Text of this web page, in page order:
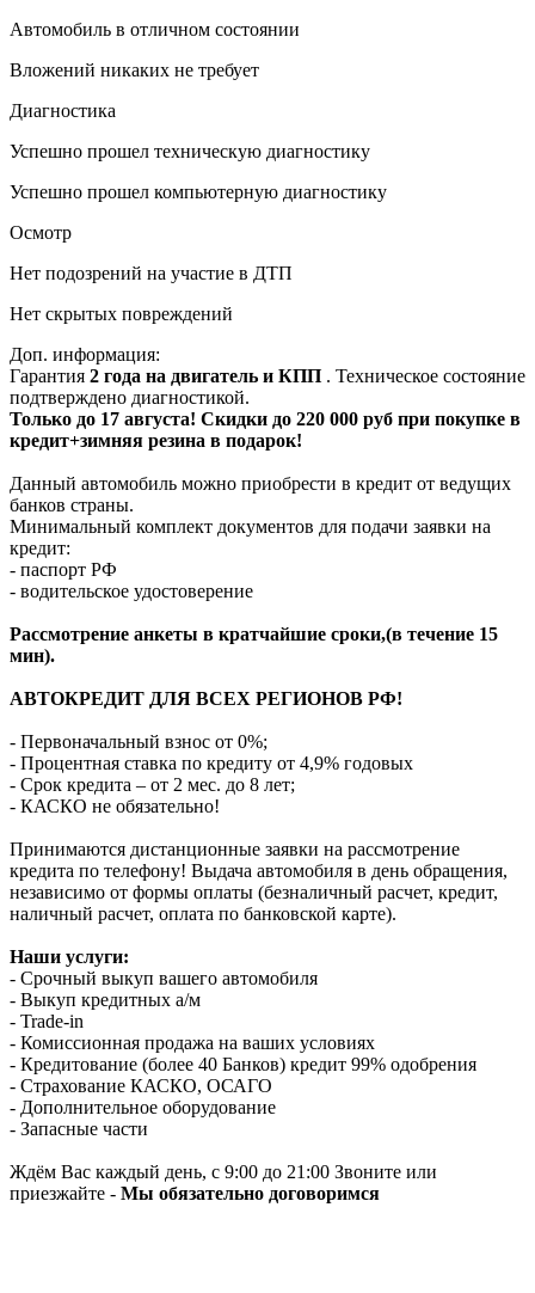
Автомобиль в отличном состоянии
Вложений никаких не требует
Диагностика
Успешно прошел техническую диагностику
Успешно прошел компьютерную диагностику
Осмотр
Нет подозрений на участие в ДТП
Нет скрытых повреждений
Доп. информация:
Гарантия 2 года на двигатель и КПП . Техническое состояние
подтверждено диагностикой.
Только до 17 августа! Скидки до 220 000 руб при покупке в
кредит+зимняя резина в подарок!
Данный автомобиль можно приобрести в кредит от ведущих
банков страны.
Минимальный комплект документов для подачи заявки на
кредит:
- паспорт РФ
- водительское удостоверение
Рассмотрение анкеты в кратчайшие сроки,(в течение 15
мин).
АВТОКРЕДИТ ДЛЯ ВСЕХ РЕГИОНОВ РФ!
- Первоначальный взнос от 0%;
- Процентная ставка по кредиту от 4,9% годовых
- Срок кредита – от 2 мес. до 8 лет;
- КАСКО не обязательно!
Принимаются дистанционные заявки на рассмотрение
кредита по телефону! Выдача автомобиля в день обращения,
независимо от формы оплаты (безналичный расчет, кредит,
наличный расчет, оплата по банковской карте).
Наши услуги:
- Срочный выкуп вашего автомобиля
- Выкуп кредитных а/м
- Trade-in
- Комиссионная продажа на ваших условиях
- Кредитование (более 40 Банков) кредит 99% одобрения
- Страхование КАСКО, ОСАГО
- Дополнительное оборудование
- Запасные части
Ждём Вас каждый день, с 9:00 до 21:00 Звоните или
приезжайте - Мы обязательно договоримся